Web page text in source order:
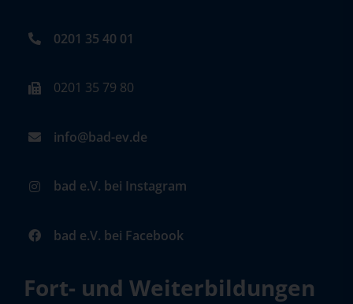
0201 35 40 01
0201 35 79 80
info@bad-ev.de
bad e.V. bei Instagram
bad e.V. bei Facebook
Fort- und Weiterbildungen